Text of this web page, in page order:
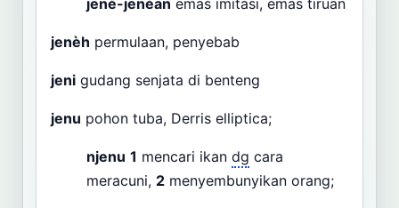
jenèh permulaan, penyebab
jeni gudang senjata di benteng
jenu pohon tuba, Derris elliptica;
njenu 1 mencari ikan dg cara
meracuni, 2 menyembunyikan orang;